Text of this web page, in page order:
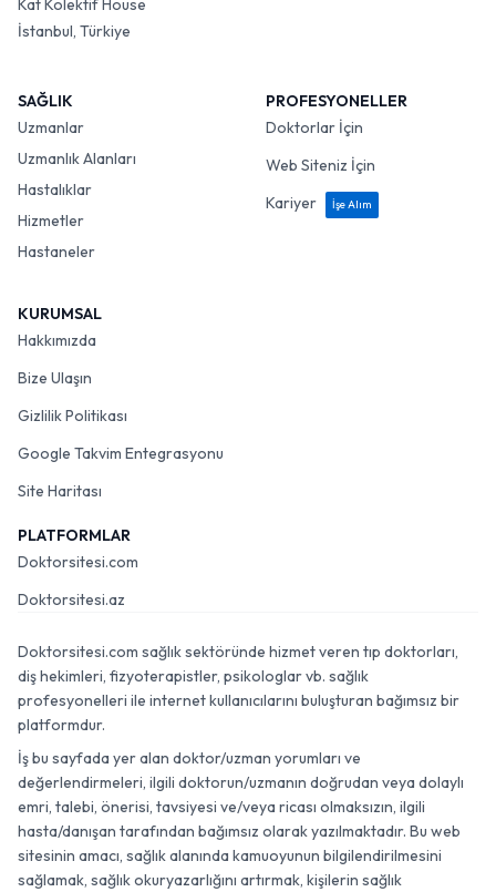
Kat Kolektif House
İstanbul, Türkiye
SAĞLIK
Uzmanlar
Uzmanlık Alanları
Hastalıklar
Hizmetler
Hastaneler
PROFESYONELLER
Doktorlar İçin
Web Siteniz İçin
Kariyer
İşe Alım
KURUMSAL
Hakkımızda
Bize Ulaşın
Gizlilik Politikası
Google Takvim Entegrasyonu
Site Haritası
PLATFORMLAR
Doktorsitesi.com
Doktorsitesi.az
Doktorsitesi.com sağlık sektöründe hizmet veren tıp doktorları,
diş hekimleri, fizyoterapistler, psikologlar vb. sağlık
profesyonelleri ile internet kullanıcılarını buluşturan bağımsız bir
platformdur.
İş bu sayfada yer alan doktor/uzman yorumları ve
değerlendirmeleri, ilgili doktorun/uzmanın doğrudan veya dolaylı
emri, talebi, önerisi, tavsiyesi ve/veya ricası olmaksızın, ilgili
hasta/danışan tarafından bağımsız olarak yazılmaktadır. Bu web
sitesinin amacı, sağlık alanında kamuoyunun bilgilendirilmesini
sağlamak, sağlık okuryazarlığını artırmak, kişilerin sağlık